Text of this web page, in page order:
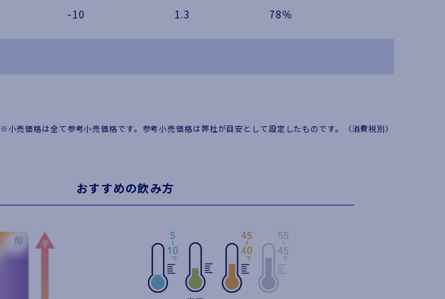
-10 1.3 78％
※小売価格は全て参考小売価格です。参考小売価格は弊社が目安として設定したものです。（消費税別）
おすすめの飲み方